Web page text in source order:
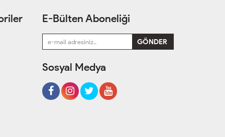
E-Bülten Aboneliği
Sosyal Medya